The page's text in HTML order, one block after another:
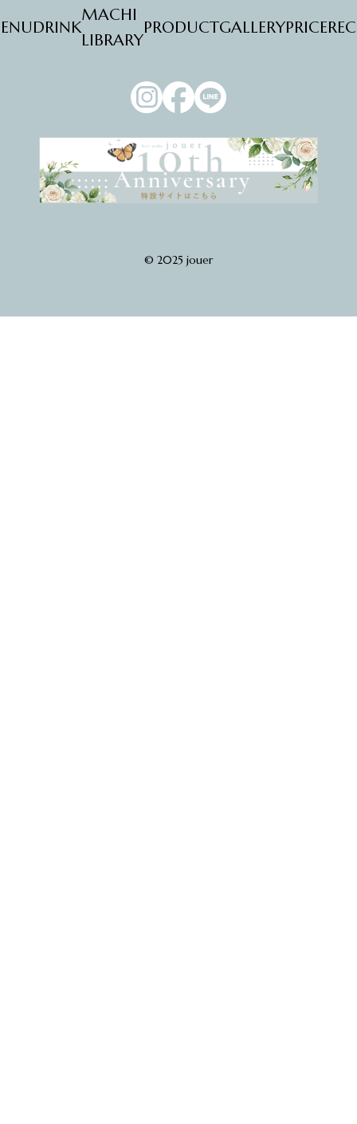
DRINK
MACHI
LIBRARY
PRODUCTGALLERYPRICE
© 2025 jouer